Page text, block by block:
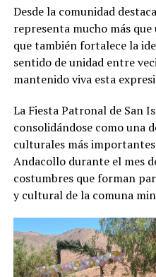
Desde la comunidad
representa mucho más
que también fortalece la
sentido de unidad entre
mantenido viva esta
La Fiesta Patronal de San
consolidándose como una
culturales más
Andacollo durante el mes
costumbres que forman
y cultural de la comuna